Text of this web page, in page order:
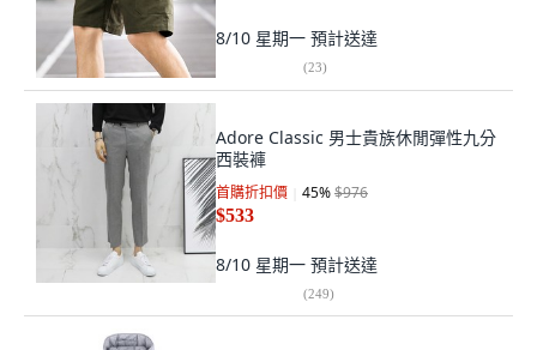
8/10 星期一 預計送達
(23)
Adore Classic 男士貴族休閒彈性九分
西裝褲
首購折扣價 45%$976
$533
8/10 星期一 預計送達
(249)